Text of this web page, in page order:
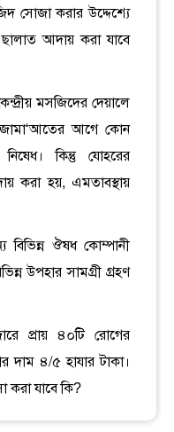
সোজা করার উদ্দেশ্যে
ছালাত আদায় করা যাবে
মসজিদের দেয়ালে
আগে কোন
কিন্তু যোহরের
করা হয়, এমতাবস্থায়
বিভিন্ন ঔষধ কোম্পানী
উপহার সামগ্রী গ্রহণ
প্রায় ৪০টি রোগের
দাম ৪/৫ হাযার টাকা।
করা যাবে কি?